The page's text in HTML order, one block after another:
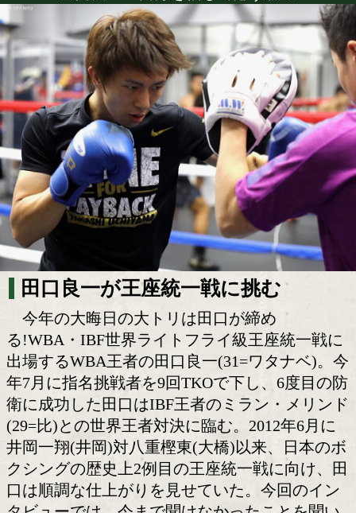
[インタビュー]2017.12.20
田口良一 自分を信じて必ず勝
田口良一が王座統一戦に挑む
今年の大晦日の大トリは田口が締め
る!WBA・IBF世界ライトフライ級王座
出場するWBA王者の田口良一(31=ワタ